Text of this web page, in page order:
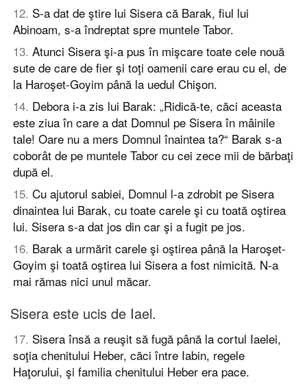
12. S-a dat de ştire lui Sisera că Barak, fiul lui
Abinoam, s-a îndreptat spre muntele Tabor.
13. Atunci Sisera şi-a pus în mişcare toate cele nouă
sute de care de fier şi toţi oamenii care erau cu el, de
la Haroşet-Goyim până la uedul Chişon.
14. Debora i-a zis lui Barak: „Ridică-te, căci aceasta
este ziua în care a dat Domnul pe Sisera în mâinile
tale! Oare nu a mers Domnul înaintea ta?“ Barak s-a
coborât de pe muntele Tabor cu cei zece mii de bărbaţi
după el.
15. Cu ajutorul sabiei, Domnul l-a zdrobit pe Sisera
dinaintea lui Barak, cu toate carele şi cu toată oştirea
lui. Sisera s-a dat jos din car şi a fugit pe jos.
16. Barak a urmărit carele şi oştirea până la Haroşet-
Goyim şi toată oştirea lui Sisera a fost nimicită. N-a
mai rămas nici unul măcar.
Sisera este ucis de Iael.
17. Sisera însă a reuşit să fugă până la cortul Iaelei,
soţia chenitului Heber, căci între Iabin, regele
Haţorului, şi familia chenitului Heber era pace.